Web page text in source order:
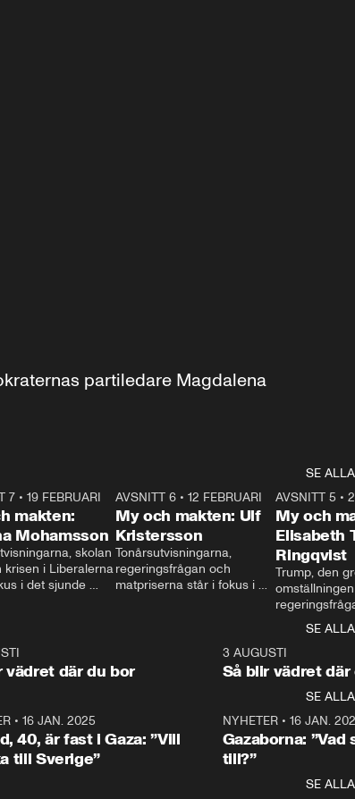
partiledare Magdalena
SE ALLA
24:30
7• 19 FEBRUARI
makten:
Mohamsson
skolan
krisen i Liberalerna
i det sjunde
My
ställer
och
till svars.
27:30
AVSNITT 6 •12 FEBRUARI
My och makten: Ulf
Kristersson
Tonårsutvisningarna,
regeringsfrågan och
matpriserna står i fokus i
Rohwedder ställer
statsminister Ulf Kristersson
AVSNITT 5 •
My och
Elisabeth
Ringqvist
Trump, den
centrum i
avsnittet av
Makten”. Se
Aftonbladets
Rohwedder
Thand Ring
SE ALLA
vädret där du bor
3 AUGUSTI
Så blir vädret där
SE ALLA
• 16 JAN. 2025
40, är fast i Gaza: ”Vill
till Sverige”
NYHETER• 16 JAN.
Gazaborna:
till?”
SE ALLA